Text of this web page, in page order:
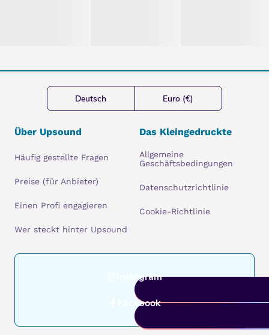
Deutsch Euro (€)
Über Upsound
Häufig gestellte Fragen
Preise (für Anbieter)
Einen Profi engagieren
Wer steckt hinter Upsound
Das Kleingedruckte
Allgemeine
Geschäftsbedingungen
Datenschutzrichtlinie
Cookie-Richtlinie
Instagram
Facebook